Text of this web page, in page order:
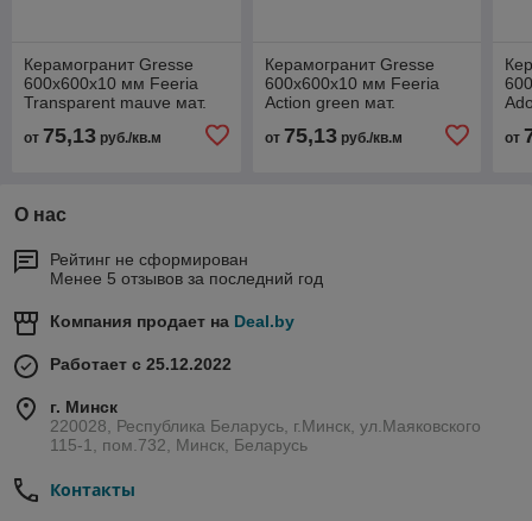
Керамогранит Gresse
600х600х10 мм Feeria
Transparent mauve мат.
46,08 м2 (1к=4)
от 75,13 руб./кв.м
Керамогранит Gresse
600х600х10 мм Feeria
Action green мат.
GTF471
от 75,13руб./кв.м от
О нас
Рейтинг не сформирован
Менее 5 отзывов за последний год
Компания продает на Deal.by
Работает с 25.12.2022
г. Минск
220028, Республика Беларусь, г.Минск, ул.Маяковского
115-1, пом.732, Минск, Беларусь
Контакты